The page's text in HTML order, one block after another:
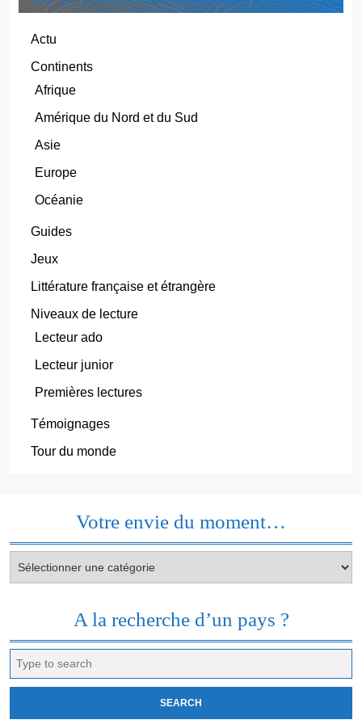
Actu
Continents
Afrique
Amérique du Nord et du Sud
Asie
Europe
Océanie
Guides
Jeux
Littérature française et étrangère
Niveaux de lecture
Lecteur ado
Lecteur junior
Premières lectures
Témoignages
Tour du monde
Votre envie du moment…
envie
A la recherche d’un pays ?
for: